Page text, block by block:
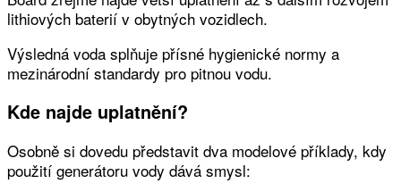
lithiových baterií v obytných vozidlech.
Výsledná voda splňuje přísné hygienické normy a
mezinárodní standardy pro pitnou vodu.
Kde najde uplatnění?
Osobně si dovedu představit dva modelové příklady, kdy
použití generátoru vody dává smysl: